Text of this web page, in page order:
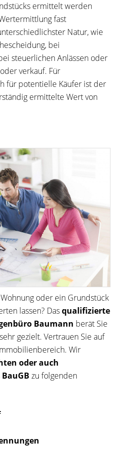
ermittelt werden
fast
Natur, wie
bei
steuerlichen Anlässen oder
verkauf. Für
für potentielle Käufer ist der
ermittelte Wert von
oder ein Grundstück
lassen? Dasqualifizierte
Baumann berät Sie
gezielt. Vertrauen Sie auf
Wir
oder auch
zu folgenden